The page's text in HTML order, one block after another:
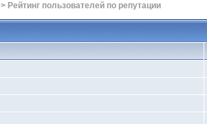
> Рейтинг пользователей по репутации